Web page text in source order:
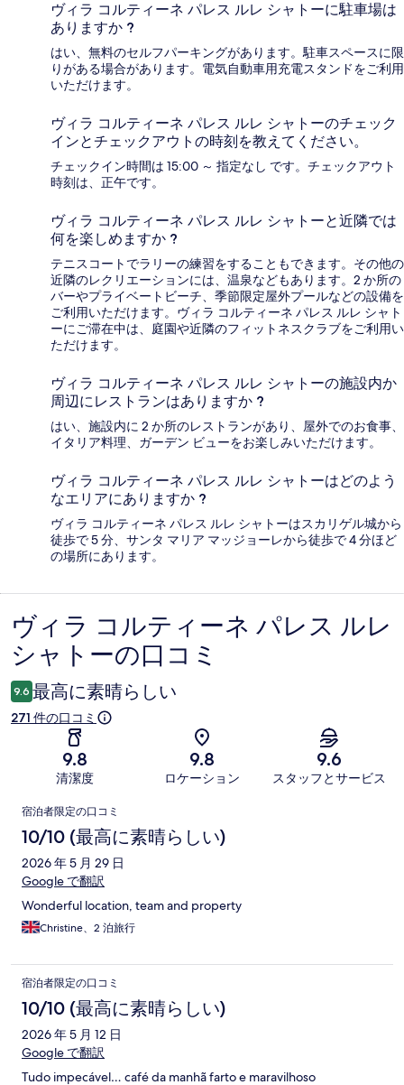
ヴィラ コルティーネ パレス ルレ シャトーに駐車場は
ありますか ?
はい、無料のセルフパーキングがあります。駐車スペースに限
りがある場合があります。電気自動車用充電スタンドをご利用
いただけます。
ヴィラ コルティーネ パレス ルレ シャトーのチェック
インとチェックアウトの時刻を教えてください。
チェックイン時間は 15:00 ～ 指定なし です。チェックアウト
時刻は、正午です。
ヴィラ コルティーネ パレス ルレ シャトーと近隣では
何を楽しめますか ?
テニスコートでラリーの練習をすることもできます。その他の
近隣のレクリエーションには、温泉などもあります。2 か所の
バーやプライベートビーチ、季節限定屋外プールなどの設備を
ご利用いただけます。ヴィラ コルティーネ パレス ルレ シャト
ーにご滞在中は、庭園や近隣のフィットネスクラブをご利用い
ただけます。
ヴィラ コルティーネ パレス ルレ シャトーの施設内か
周辺にレストランはありますか ?
はい、施設内に 2 か所のレストランがあり、屋外でのお食事、
イタリア料理、ガーデン ビューをお楽しみいただけます。
ヴィラ コルティーネ パレス ルレ シャトーはどのよう
なエリアにありますか ?
ヴィラ コルティーネ パレス ルレ シャトーはスカリゲル城から
徒歩で 5 分、サンタ マリア マッジョーレから徒歩で 4 分ほど
の場所にあります。
口
コ
ミ
ヴィラ コルティーネ パレス ルレ
シャトーの口コミ
9.6 最高に素晴らしい
271 件の口コミ
9.8
清潔度
9.8
ロケーション
9.6
スタッフとサービス
口
コ
ミ
宿泊者限定の口コミ
10/10 (最高に素晴らしい)
2026 年 5 月 29 日
Google で翻訳
Wonderful location, team and property
Christine、2 泊旅行
宿泊者限定の口コミ
10/10 (最高に素晴らしい)
2026 年 5 月 12 日
Google で翻訳
Tudo impecável… café da manhã farto e maravilhoso